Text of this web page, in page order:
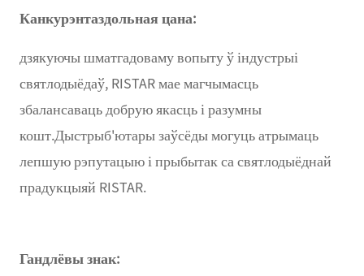
Канкурэнтаздольная цана:
дзякуючы шматгадоваму вопыту ў індустрыі
святлодыёдаў, RISTAR мае магчымасць
збалансаваць добрую якасць і разумны
кошт.Дыстрыб'ютары заўсёды могуць атрымаць
лепшую рэпутацыю і прыбытак са святлодыёднай
прадукцыяй RISTAR.
Гандлёвы знак: